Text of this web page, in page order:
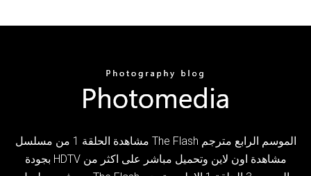
مشاهدة الحلقة 1 من مسلسل The Flash الموسم الرابع مترجم
بجودة HDTV مشاهدة اون لاين وتحميل مباشر على اكثر من